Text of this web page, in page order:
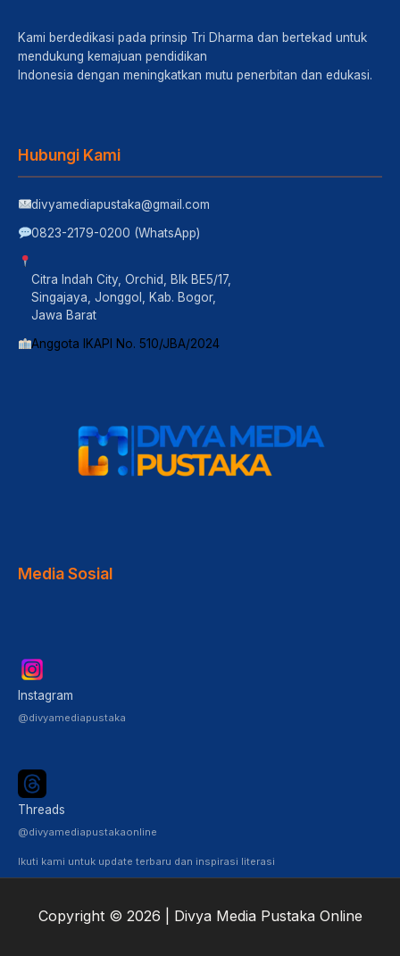
Kami berdedikasi pada prinsip Tri Dharma dan bertekad untuk
mendukung kemajuan pendidikan
Indonesia dengan meningkatkan mutu penerbitan dan edukasi.
Hubungi Kami
divyamediapustaka@gmail.com
0823-2179-0200 (WhatsApp)
Citra Indah City, Orchid, Blk BE5/17,
Singajaya, Jonggol, Kab. Bogor,
Jawa Barat
Anggota IKAPI No. 510/JBA/2024
Media Sosial
Instagram
@divyamediapustaka
Threads
@divyamediapustakaonline
Ikuti kami untuk update terbaru dan inspirasi literasi
Copyright © 2026 | Divya Media Pustaka Online